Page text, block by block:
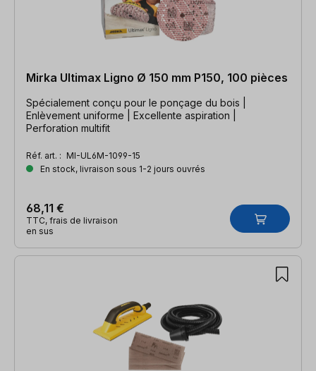
Mirka Ultimax Ligno Ø 150 mm P150, 100 pièces
Spécialement conçu pour le ponçage du bois |
Enlèvement uniforme | Excellente aspiration |
Perforation multifit
Réf. art. : MI-UL6M-1099-15
En stock, livraison sous 1-2 jours ouvrés
68,11 €
TTC, frais de livraison
en sus